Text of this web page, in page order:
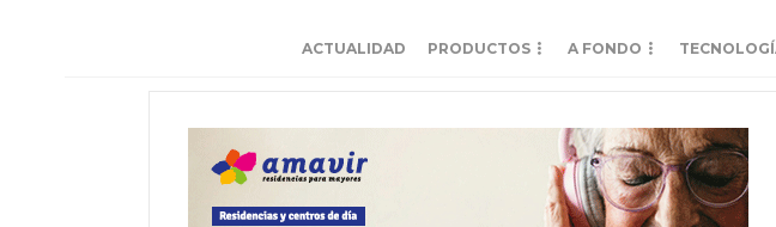
ACTUALIDAD PRODUCTOS A FONDO